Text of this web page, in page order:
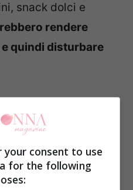
snack dolci e
rendere
quindi disturbare
una calma interiore
Inoltre se state
interessa molto e
consent to use
for the following